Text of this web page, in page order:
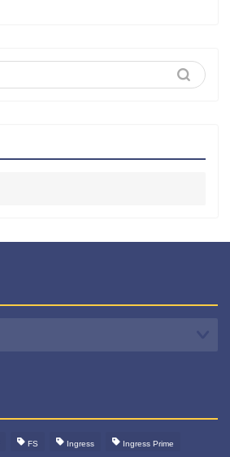
FS Ingress Ingress Prime